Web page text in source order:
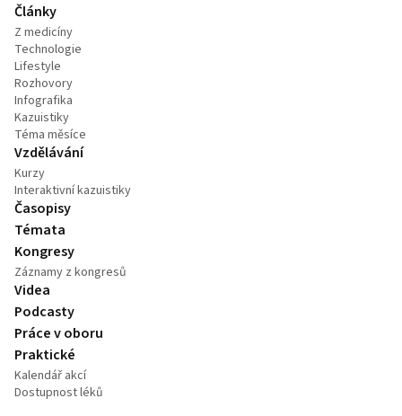
Články
Z medicíny
Technologie
Lifestyle
Rozhovory
Infografika
Kazuistiky
Téma měsíce
Vzdělávání
Kurzy
Interaktivní kazuistiky
Časopisy
Témata
Kongresy
Záznamy z kongresů
Videa
Podcasty
Práce v oboru
Praktické
Kalendář akcí
Dostupnost léků